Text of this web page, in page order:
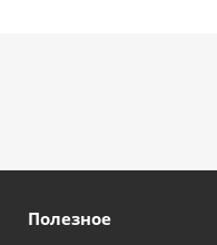
Полезное